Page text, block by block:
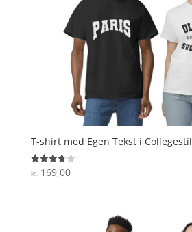
T-shirt med Egen Tekst i Collegestil
Vurderet
3.8
kr.169,00